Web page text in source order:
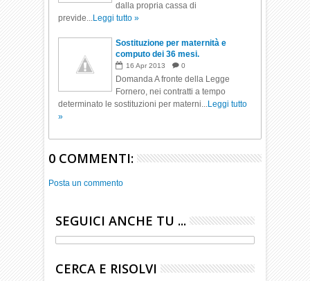
dalla propria cassa di
previde...Leggi tutto »
Sostituzione per maternità e
computo dei 36 mesi.
16 Apr 2013 0
Domanda A fronte della Legge
Fornero, nei contratti a tempo
determinato le sostituzioni per materni...Leggi tutto
»
0 COMMENTI:
Posta un commento
SEGUICI ANCHE TU ...
CERCA E RISOLVI